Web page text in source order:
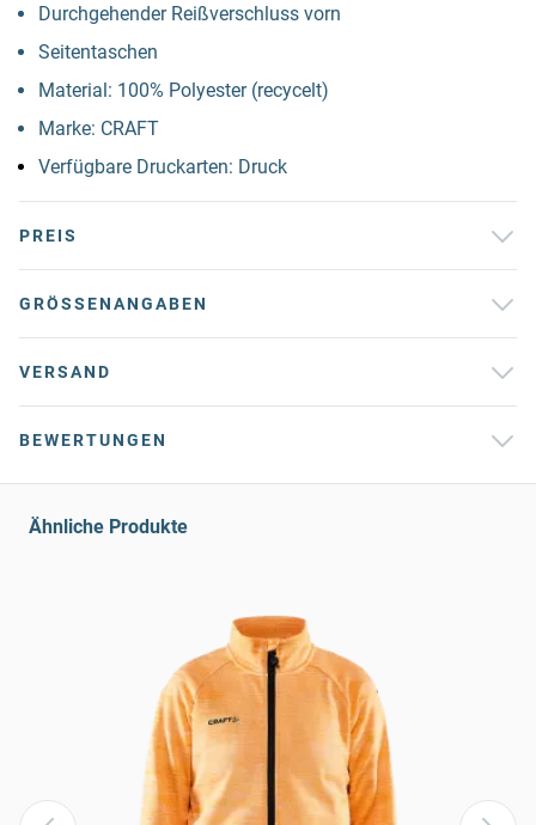
Durchgehender Reißverschluss vorn
Seitentaschen
Material: 100% Polyester (recycelt)
Marke: CRAFT
Verfügbare Druckarten: Druck
PREIS
GRÖSSENANGABEN
VERSAND
BEWERTUNGEN
Ähnliche Produkte